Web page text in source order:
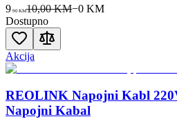
9 90 KM10,00 KM−0 KM
Dostupno
Akcija
REOLINK Napojni Kabl
Napojni Kabal